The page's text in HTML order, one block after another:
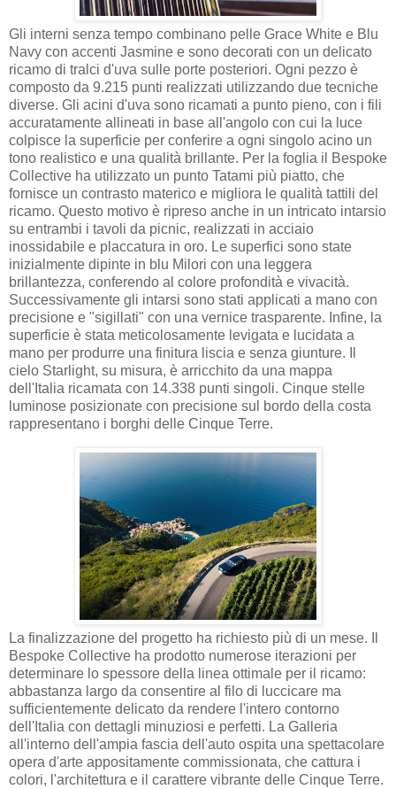
Gli interni senza tempo combinano pelle Grace White e Blu
Navy con accenti Jasmine e sono decorati con un delicato
ricamo di tralci d'uva sulle porte posteriori. Ogni pezzo è
composto da 9.215 punti realizzati utilizzando due tecniche
diverse. Gli acini d'uva sono ricamati a punto pieno, con i fili
accuratamente allineati in base all'angolo con cui la luce
colpisce la superficie per conferire a ogni singolo acino un
tono realistico e una qualità brillante. Per la foglia il Bespoke
Collective ha utilizzato un punto Tatami più piatto, che
fornisce un contrasto materico e migliora le qualità tattili del
ricamo. Questo motivo è ripreso anche in un intricato intarsio
su entrambi i tavoli da picnic, realizzati in acciaio
inossidabile e placcatura in oro. Le superfici sono state
inizialmente dipinte in blu Milori con una leggera
brillantezza, conferendo al colore profondità e vivacità.
Successivamente gli intarsi sono stati applicati a mano con
precisione e "sigillati" con una vernice trasparente. Infine, la
superficie è stata meticolosamente levigata e lucidata a
mano per produrre una finitura liscia e senza giunture. Il
cielo Starlight, su misura, è arricchito da una mappa
dell'Italia ricamata con 14.338 punti singoli. Cinque stelle
luminose posizionate con precisione sul bordo della costa
rappresentano i borghi delle Cinque Terre.
La finalizzazione del progetto ha richiesto più di un mese. Il
Bespoke Collective ha prodotto numerose iterazioni per
determinare lo spessore della linea ottimale per il ricamo:
abbastanza largo da consentire al filo di luccicare ma
sufficientemente delicato da rendere l'intero contorno
dell'Italia con dettagli minuziosi e perfetti. La Galleria
all'interno dell'ampia fascia dell'auto ospita una spettacolare
opera d'arte appositamente commissionata, che cattura i
colori, l'architettura e il carattere vibrante delle Cinque Terre.